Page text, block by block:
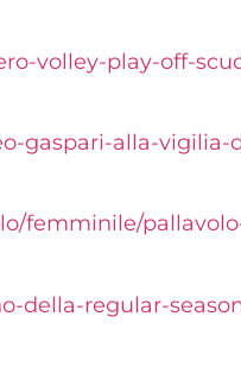
volley-play-off-
gaspari-alla-
femminile/
della-regular-